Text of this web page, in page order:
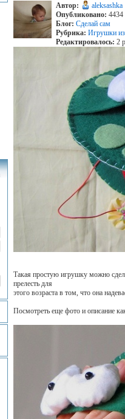
Автор:
aleksashka
Опубликовано: 4434
Блог: Сделай сам
Рубрика: Игрушки
Редактировалось: 2
Такая простую игрушку можно
прелесть для
этого возраста в том, что она
Посмотреть еще фото и описание